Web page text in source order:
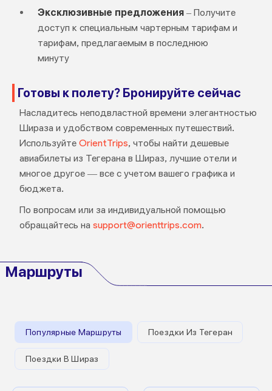
Эксклюзивные предложения– Получите
доступ к специальным чартерным тарифам и
тарифам, предлагаемым в последнюю
минуту
Готовы к полету? Бронируйте сейчас
Насладитесь неподвластной времени элегантностью
Шираза и удобством современных путешествий.
Используйте OrientTrips, чтобы найти дешевые
авиабилеты из Тегерана в Шираз, лучшие отели и
многое другое — все с учетом вашего графика и
бюджета.
По вопросам или за индивидуальной помощью
обращайтесь на support@orienttrips.com.
Маршруты
Популярные Маршруты Поездки Из Тегеран
Поездки В Шираз